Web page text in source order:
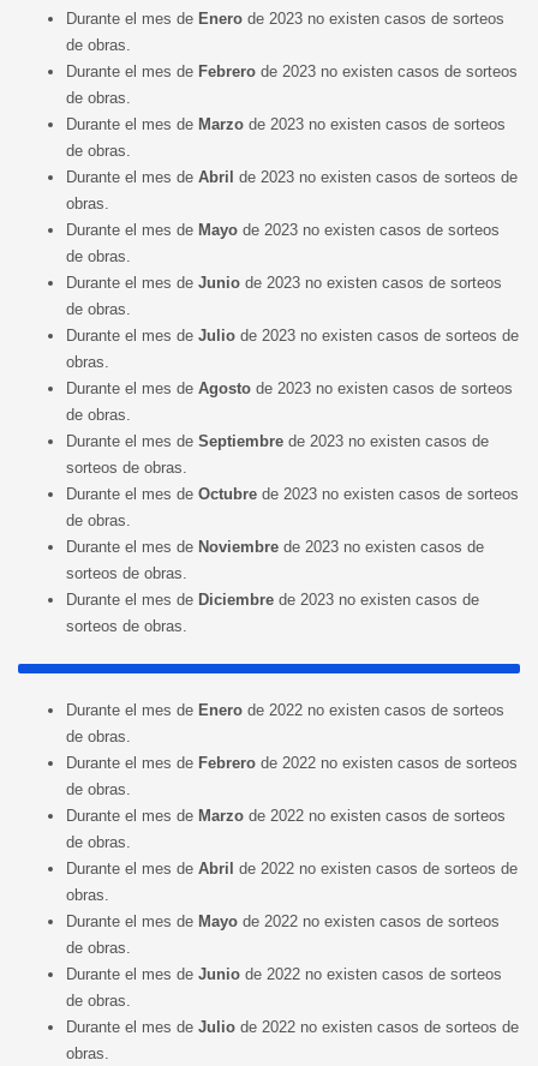
Durante el mes de Enero de 2023 no existen casos de sorteos
de obras.
Durante el mes de Febrero de 2023 no existen casos de sorteos
de obras.
Durante el mes de Marzo de 2023 no existen casos de sorteos
de obras.
Durante el mes de Abril de 2023 no existen casos de sorteos de
obras.
Durante el mes de Mayo de 2023 no existen casos de sorteos
de obras.
Durante el mes de Junio de 2023 no existen casos de sorteos
de obras.
Durante el mes de Julio de 2023 no existen casos de sorteos de
obras.
Durante el mes de Agosto de 2023 no existen casos de sorteos
de obras.
Durante el mes de Septiembre de 2023 no existen casos de
sorteos de obras.
Durante el mes de Octubre de 2023 no existen casos de sorteos
de obras.
Durante el mes de Noviembre de 2023 no existen casos de
sorteos de obras.
Durante el mes de Diciembre de 2023 no existen casos de
sorteos de obras.
Durante el mes de Enero de 2022 no existen casos de sorteos
de obras.
Durante el mes de Febrero de 2022 no existen casos de sorteos
de obras.
Durante el mes de Marzo de 2022 no existen casos de sorteos
de obras.
Durante el mes de Abril de 2022 no existen casos de sorteos de
obras.
Durante el mes de Mayo de 2022 no existen casos de sorteos
de obras.
Durante el mes de Junio de 2022 no existen casos de sorteos
de obras.
Durante el mes de Julio de 2022 no existen casos de sorteos de
obras.